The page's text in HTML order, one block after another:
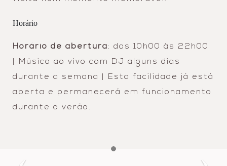
Horário
Horário de abertura: das 10h00 às 22h00
| Música ao vivo com DJ alguns dias
durante a semana | Esta facilidade já está
aberta e permanecerá em funcionamento
durante o verão.